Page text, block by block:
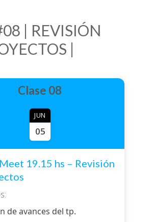
| REVISIÓN
|
Clase 08
JUN
05
19.15 hs – Revisión
de avances del tp.